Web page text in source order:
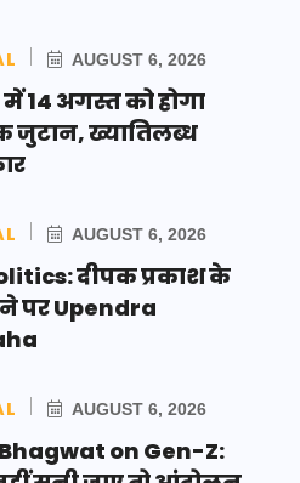
AUGUST 6, 2026
14 अगस्त को होगा
जुटान, ख्यातिलब्ध
AUGUST 6, 2026
दीपक प्रकाश के
पर Upendra
AUGUST 6, 2026
on Gen-Z: